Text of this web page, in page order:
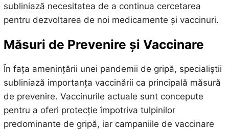
subliniază necesitatea de a continua cercetarea
pentru dezvoltarea de noi medicamente și vaccinuri.
Măsuri de Prevenire și Vaccinare
În fața amenințării unei pandemii de gripă, specialiștii
subliniază importanța vaccinării ca principală măsură
de prevenire. Vaccinurile actuale sunt concepute
pentru a oferi protecție împotriva tulpinilor
predominante de gripă, iar campaniile de vaccinare